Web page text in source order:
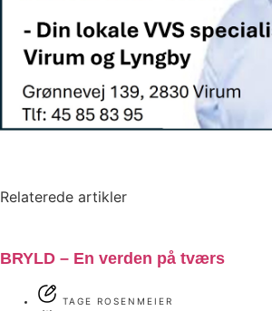
Relaterede artikler
BRYLD – En verden på tværs
TAGE ROSENMEIER